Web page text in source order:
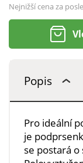
Nejnižší cena za
Popis
Pro ideální
je
se postará